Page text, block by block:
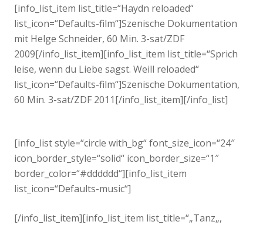
[info_list_item list_title=“Haydn reloaded“
list_icon=“Defaults-film“]Szenische Dokumentation
mit Helge Schneider, 60 Min. 3-sat/ZDF
2009[/info_list_item][info_list_item list_title=“Sprich
leise, wenn du Liebe sagst. Weill reloaded“
list_icon=“Defaults-film“]Szenische Dokumentation,
60 Min. 3-sat/ZDF 2011[/info_list_item][/info_list]
[info_list style=“circle with_bg“ font_size_icon=“24″
icon_border_style=“solid“ icon_border_size=“1″
border_color=“#dddddd“][info_list_item
list_icon=“Defaults-music“]
[/info_list_item][info_list_item list_title=“„Tanz„,